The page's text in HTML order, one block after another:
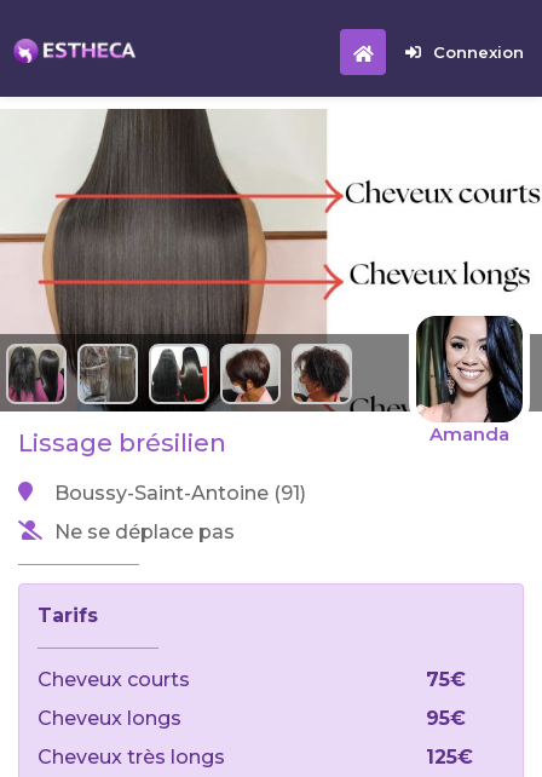
Connexion
Amanda
Lissage brésilien
Boussy-Saint-Antoine (91)
Ne se déplace pas
Tarifs
Cheveux courts
75€
Cheveux longs
95€
Cheveux très longs
125€